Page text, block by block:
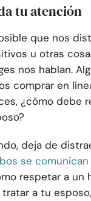
tu atención
que nos
u otras
nos hablan.
comprar en
¿cómo debe
deja de
se comunican
respetar a un
a tu